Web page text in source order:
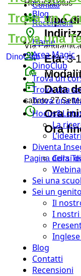
Contatti
Blog
Recensioni
Home
Area Magic
DinoClub
Trova un
Trova una
Trova una
La
Diventa
Corsi
Sei una
Sei un
Il
I nostri
Blog
Contatti
Recensioni
Trova un
Trova una
DinoClub
Hocus&Lotus
diversity_3 Tipo
place
Via
group Età:3-
broadcast_on_personal
today Data
sabato 27
watch_later Ora
Ora
Pagina della